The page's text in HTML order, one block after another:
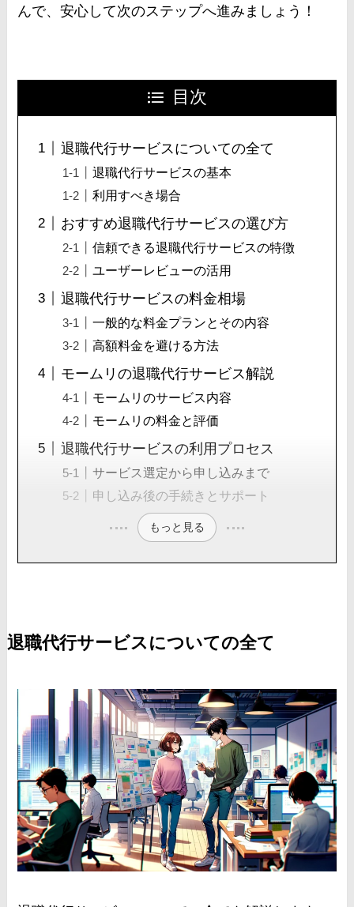
んで、安心して次のステップへ進みましょう！
目次
退職代行サービスについての全て
退職代行サービスの基本
利用すべき場合
おすすめ退職代行サービスの選び方
信頼できる退職代行サービスの特徴
ユーザーレビューの活用
退職代行サービスの料金相場
一般的な料金プランとその内容
高額料金を避ける方法
モームリの退職代行サービス解説
モームリのサービス内容
モームリの料金と評価
退職代行サービスの利用プロセス
サービス選定から申し込みまで
申し込み後の手続きとサポート
もっと見る
退職代行サービスについての全て